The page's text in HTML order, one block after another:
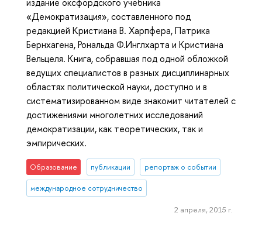
«Демократизация», составленного под
редакцией Кристиана В. Харпфера, Патрика
Бернхагена, Рональда Ф.Инглхарта и Кристиана
Вельцеля. Книга, собравшая под одной обложкой
ведущих специалистов в разных дисциплинарных
областях политической науки, доступно и в
систематизированном виде знакомит читателей с
достижениями многолетних исследований
демократизации, как теоретических, так и
эмпирических.
Образование публикации репортаж о событии
международное сотрудничество
2 апреля, 2015 г.